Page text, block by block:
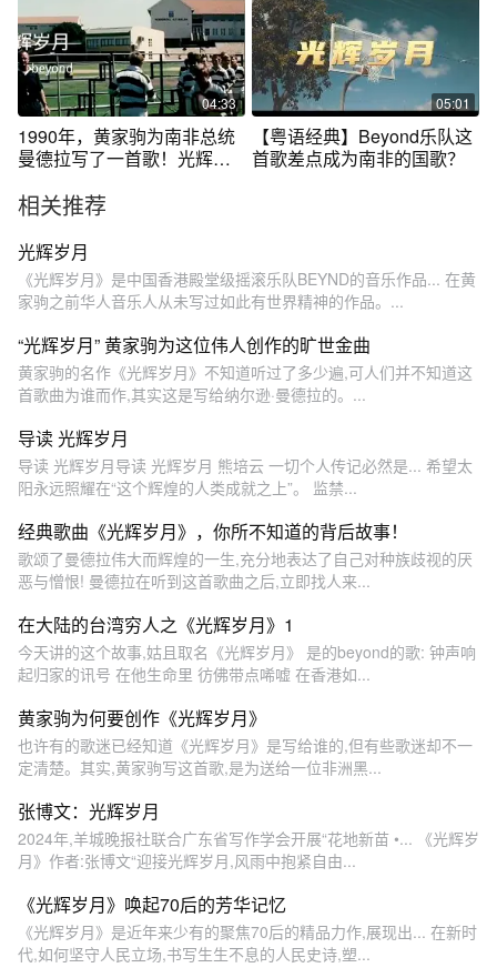
04:33
1990年，黄家驹为南非总统
曼德拉写了一首歌！光辉岁
05:01
【粤语经典】Beyond乐队这
首歌差点成为南非的国歌？
相关推荐
光辉岁月
《光辉岁月》是中国香港殿堂级摇滚乐队BEYND的音乐作品... 在黄
家驹之前华人音乐人从未写过如此有世界精神的作品。...
“光辉岁月” 黄家驹为这位伟人创作的旷世金曲
黄家驹的名作《光辉岁月》不知道听过了多少遍,可人们并不知道这
首歌曲为谁而作,其实这是写给纳尔逊·曼德拉的。...
导读 光辉岁月
导读 光辉岁月导读 光辉岁月 熊培云 一切个人传记必然是... 希望太
阳永远照耀在“这个辉煌的人类成就之上”。 监禁...
经典歌曲《光辉岁月》，你所不知道的背后故事！
歌颂了曼德拉伟大而辉煌的一生,充分地表达了自己对种族歧视的厌
恶与憎恨! 曼德拉在听到这首歌曲之后,立即找人来...
在大陆的台湾穷人之《光辉岁月》1
今天讲的这个故事,姑且取名《光辉岁月》 是的beyond的歌: 钟声响
起归家的讯号 在他生命里 彷佛带点唏嘘 在香港如...
黄家驹为何要创作《光辉岁月》
也许有的歌迷已经知道《光辉岁月》是写给谁的,但有些歌迷却不一
定清楚。其实,黄家驹写这首歌,是为送给一位非洲黑...
张博文：光辉岁月
2024年,羊城晚报社联合广东省写作学会开展“花地新苗 •... 《光辉岁
月》作者:张博文“迎接光辉岁月,风雨中抱紧自由...
《光辉岁月》唤起70后的芳华记忆
《光辉岁月》是近年来少有的聚焦70后的精品力作,展现出... 在新时
代,如何坚守人民立场,书写生生不息的人民史诗,塑...